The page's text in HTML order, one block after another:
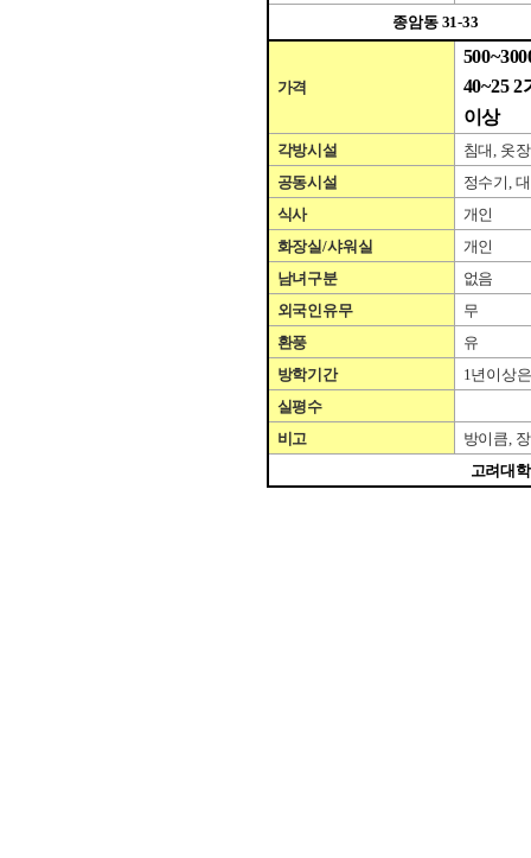
종암동31-33
가격
40~25 2
이상
각방시설 침대, 옷장
공동시설
정수기,
식사
개인
화장실/샤워실
개인
남녀구분
없음
외국인유무
무
환풍
유
방학기간
1년이상
실평수
비고
방이큼,
고려대